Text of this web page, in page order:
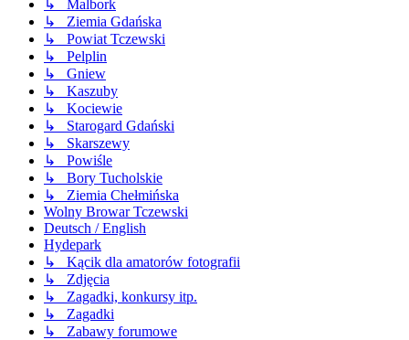
↳ Malbork
↳ Ziemia Gdańska
↳ Powiat Tczewski
↳ Pelplin
↳ Gniew
↳ Kaszuby
↳ Kociewie
↳ Starogard Gdański
↳ Skarszewy
↳ Powiśle
↳ Bory Tucholskie
↳ Ziemia Chełmińska
Wolny Browar Tczewski
Deutsch / English
Hydepark
↳ Kącik dla amatorów fotografii
↳ Zdjęcia
↳ Zagadki, konkursy itp.
↳ Zagadki
↳ Zabawy forumowe